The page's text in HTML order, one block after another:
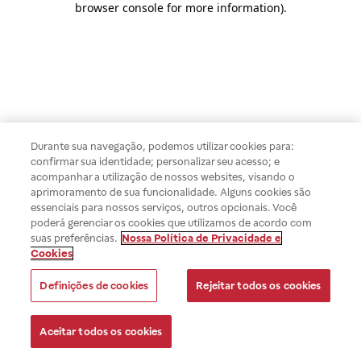
browser console for more information).
Durante sua navegação, podemos utilizar cookies para:
confirmar sua identidade; personalizar seu acesso; e
acompanhar a utilização de nossos websites, visando o
aprimoramento de sua funcionalidade. Alguns cookies são
essenciais para nossos serviços, outros opcionais. Você
poderá gerenciar os cookies que utilizamos de acordo com
suas preferências. Nossa Política de Privacidade e
Cookies
Definições de cookies Rejeitar todos os cookies
Aceitar todos os cookies